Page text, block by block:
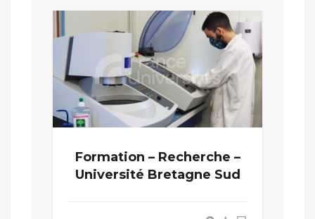
Formation – Recherche –
Université Bretagne Sud